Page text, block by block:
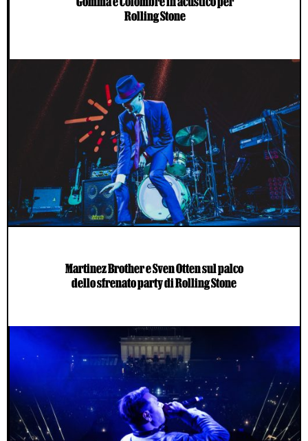
Rolling Stone
Martinez Brother e Sven Otten sul palco
dello sfrenato party di Rolling Stone